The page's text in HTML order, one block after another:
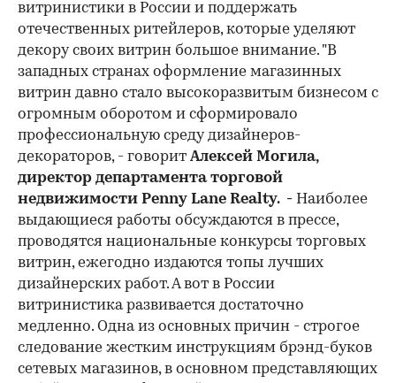
витринистики в России и поддержать
отечественных ритейлеров, которые уделяют
декору своих витрин большое внимание. "В
западных странах оформление магазинных
витрин давно стало высокоразвитым бизнесом с
огромным оборотом и сформировало
профессиональную среду дизайнеров-
декораторов, - говорит Алексей Могила,
директор департамента торговой
недвижимости Penny Lane Realty. - Наиболее
выдающиеся работы обсуждаются в прессе,
проводятся национальные конкурсы торговых
витрин, ежегодно издаются топы лучших
дизайнерских работ. А вот в России
витринистика развивается достаточно
медленно. Одна из основных причин - строгое
следование жестким инструкциям брэнд-буков
сетевых магазинов, в основном представляющих